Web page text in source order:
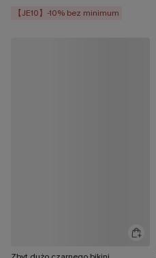
【JE10】-10% bez minimum